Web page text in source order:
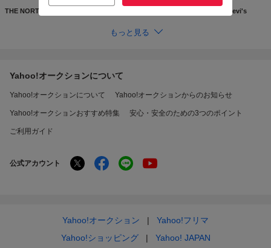
THE NORTH FACE Levi's
もっと見る
Yahoo!オークションについて
Yahoo!オークションについて Yahoo!オークションからのお知らせ
Yahoo!オークションおすすめ特集 安心・安全のための3つのポイント
ご利用ガイド
公式アカウント
Yahoo!オークション
Yahoo!フリマ
Yahoo!ショッピング
Yahoo! JAPAN